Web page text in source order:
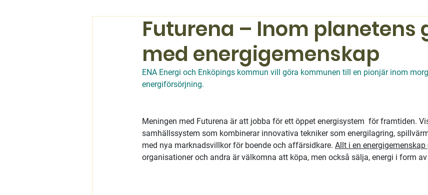
Futurena – Inom planetens
med energigemenskap
ENA Energi och Enköpings kommun vill göra kommunen till en pionjär inom
energiförsörjning.
Meningen med Futurena är att jobba för ett öppet energisystem  för framtiden.
samhällssystem som kombinerar innovativa tekniker som en­ergilagring,
med nya marknadsvillkor för boende och affärsidkare. Allt i en energigemenskap
organisationer och andra är välkomna att köpa, men också sälja, energi i form